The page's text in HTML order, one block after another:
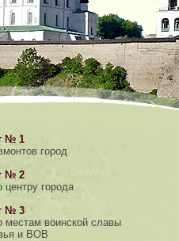
№ 1
город
№ 2
центру города
№ 3
местам воинской славы
и ВОВ